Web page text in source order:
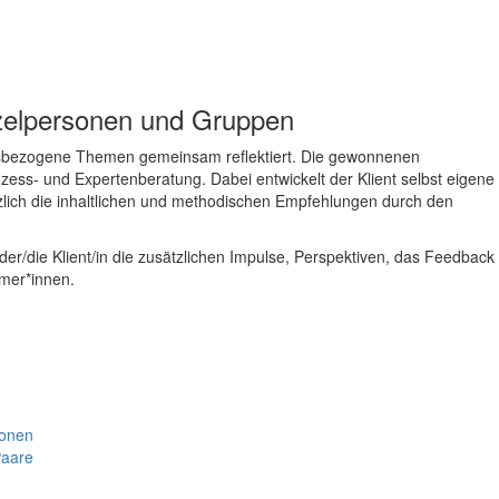
und Gruppen
Themen gemeinsam reflektiert. Die gewonnenen
und Expertenberatung. Dabei entwickelt der Klient selbst eigene
die inhaltlichen und methodischen Empfehlungen durch den
die Klient/in die zusätzlichen Impulse, Perspektiven, das Feedback